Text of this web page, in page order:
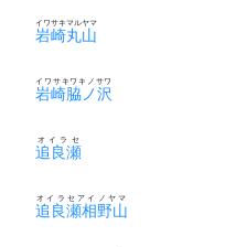
岩崎丸山
イワサキマルヤマ
岩崎脇ノ沢
イワサキワキノサワ
追良瀬
オイラセ
追良瀬相野山
オイラセアイノヤマ